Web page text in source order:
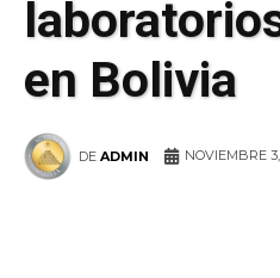
en Bolivia
DE ADMIN NOVIEMBRE